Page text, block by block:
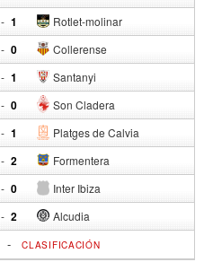
- Rotlet-molinar
1
- Collerense
0
- Santanyi
1
- Son Cladera
0
- Platges de Calvia
1
- Formentera
2
- Inter Ibiza
0
- Alcudia
2
-CLASIFICACIÓN